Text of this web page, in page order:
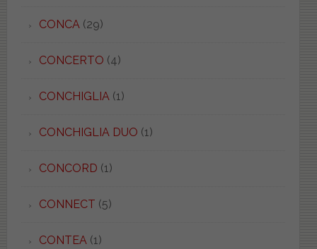
CONCA(29)
CONCERTO (4)
CONCHIGLIA(1)
CONCHIGLIA DUO (1)
CONCORD (1)
CONNECT (5)
CONTEA(1)